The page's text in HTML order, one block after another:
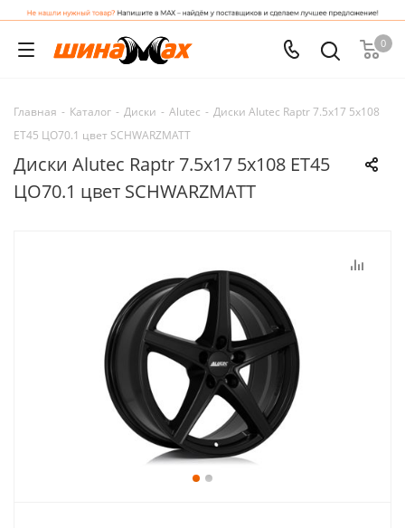
0
Главная - Каталог - Диски - Alutec - Диски Alutec Raptr 7.5x17 5x108
ET45 ЦО70.1 цвет SCHWARZMATT
Диски Alutec Raptr 7.5x17 5x108 ET45
ЦО70.1 цвет SCHWARZMATT